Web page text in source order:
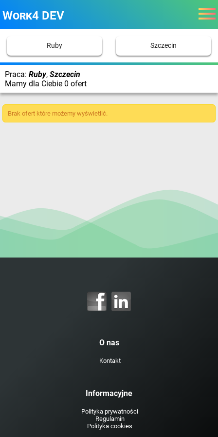
Work4 DEV
Ruby Szczecin
Praca: Ruby, Szczecin
Mamy dla Ciebie 0 ofert
Brak ofert które możemy wyświetlić.
O nas
Kontakt
Informacyjne
Polityka prywatności
Regulamin
Polityka cookies